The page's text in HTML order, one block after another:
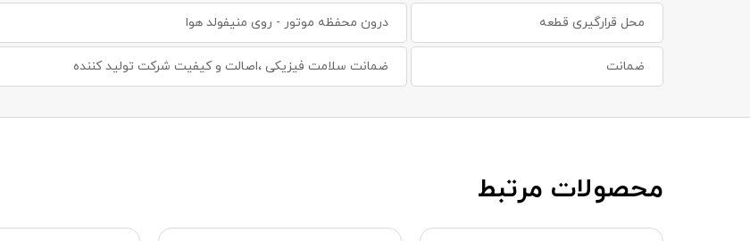
محل قرارگیری قطعه درون محفظه موتور - روی منیفولد هوا
ضمانت ضمانت سلامت فیزیکی ،اصالت و کیفیت شرکت تولید کننده
محصولات مرتبط